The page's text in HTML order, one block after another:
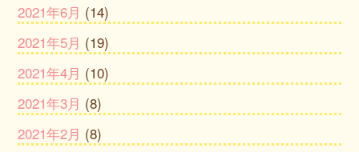
2021年6月 (14)
2021年5月 (19)
2021年4月 (10)
2021年3月 (8)
2021年2月 (8)